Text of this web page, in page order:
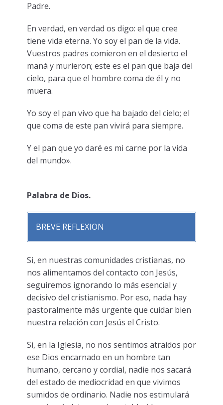
Padre.
En verdad, en verdad os digo: el que cree
tiene vida eterna. Yo soy el pan de la vida.
Vuestros padres comieron en el desierto el
maná y murieron; este es el pan que baja del
cielo, para que el hombre coma de él y no
muera.
Yo soy el pan vivo que ha bajado del cielo; el
que coma de este pan vivirá para siempre.
Y el pan que yo daré es mi carne por la vida
del mundo».
Palabra de Dios.
BREVE REFLEXION
Si, en nuestras comunidades cristianas, no
nos alimentamos del contacto con Jesús,
seguiremos ignorando lo más esencial y
decisivo del cristianismo. Por eso, nada hay
pastoralmente más urgente que cuidar bien
nuestra relación con Jesús el Cristo.
Si, en la Iglesia, no nos sentimos atraídos por
ese Dios encarnado en un hombre tan
humano, cercano y cordial, nadie nos sacará
del estado de mediocridad en que vivimos
sumidos de ordinario. Nadie nos estimulará